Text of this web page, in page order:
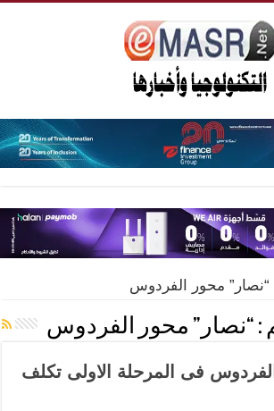
“نصار” محور الفردوس
: “نصار” محور الفردوس
فى المرحلة الاولى تكلف